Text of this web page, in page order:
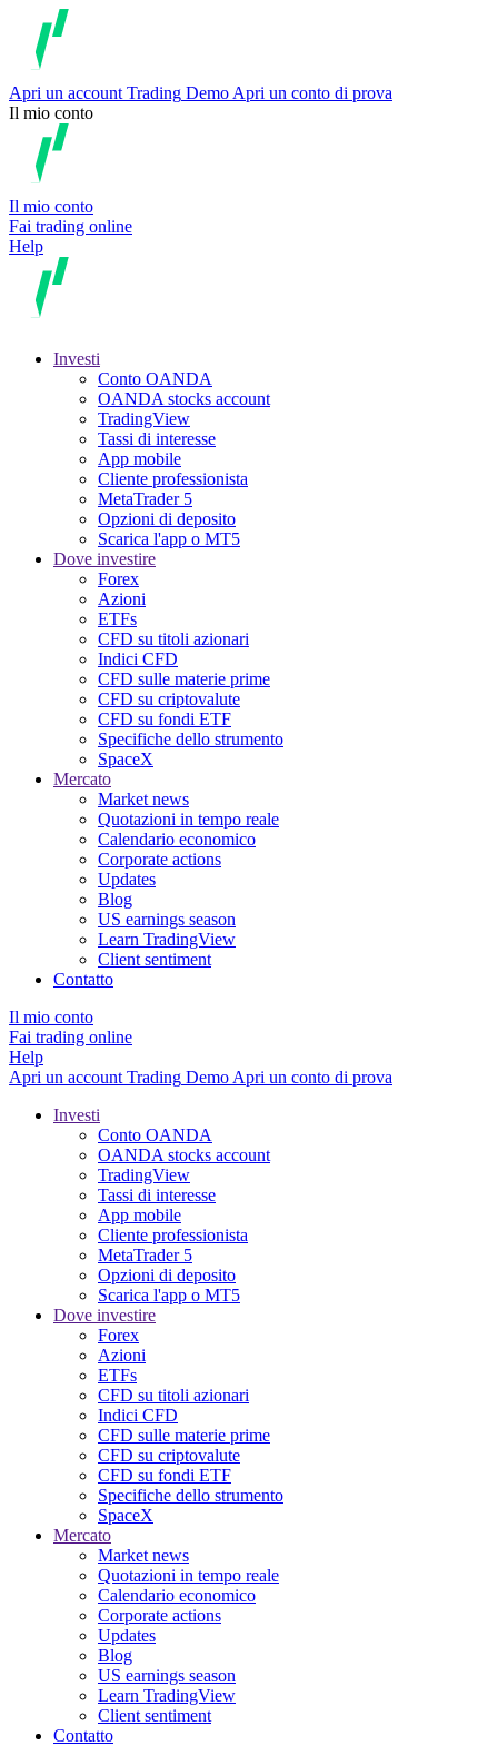
Apri un account Trading Demo Apri un conto di prova
Il mio conto
Il mio conto
Fai trading online
Help
Investi
Conto OANDA
OANDA stocks account
TradingView
Tassi di interesse
App mobile
Cliente professionista
MetaTrader 5
Opzioni di deposito
Scarica l'app o MT5
Dove investire
Forex
Azioni
ETFs
CFD su titoli azionari
Indici CFD
CFD sulle materie prime
CFD su criptovalute
CFD su fondi ETF
Specifiche dello strumento
SpaceX
Mercato
Market news
Quotazioni in tempo reale
Calendario economico
Corporate actions
Updates
Blog
US earnings season
Learn TradingView
Client sentiment
Contatto
Il mio conto
Fai trading online
Help
Apri un account Trading Demo Apri un conto di prova
Investi
Conto OANDA
OANDA stocks account
TradingView
Tassi di interesse
App mobile
Cliente professionista
MetaTrader 5
Opzioni di deposito
Scarica l'app o MT5
Dove investire
Forex
Azioni
ETFs
CFD su titoli azionari
Indici CFD
CFD sulle materie prime
CFD su criptovalute
CFD su fondi ETF
Specifiche dello strumento
SpaceX
Mercato
Market news
Quotazioni in tempo reale
Calendario economico
Corporate actions
Updates
Blog
US earnings season
Learn TradingView
Client sentiment
Contatto